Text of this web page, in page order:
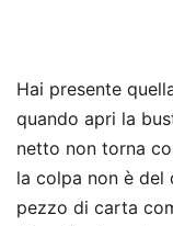
Hai presente
quando apri la
netto non torna
la colpa non è
pezzo di carta